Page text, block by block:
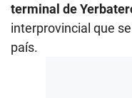
terminal de
interprovincial que
país.